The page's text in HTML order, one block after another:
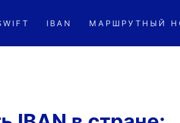
IBAN МАРШРУТНЫЙ